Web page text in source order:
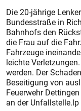
Die 20-jährige
Bundesstraße in
Bahnhofs den
die Frau auf die
Fahrzeuge
leichte
werden. Der
Beseitigung von
Feuerwehr
an der Unfallstelle.lp